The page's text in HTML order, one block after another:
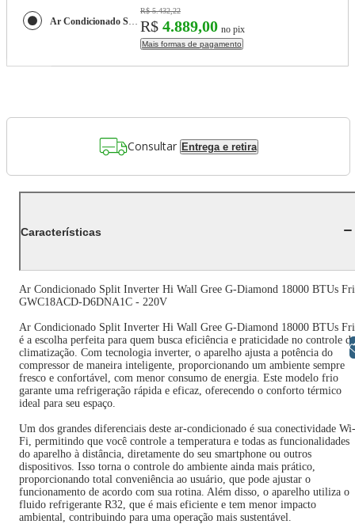
Ar Condicionado Split Inverter Hi Wall Gree GDiamond 18000 BTUs Frio GWC18ACDD6DNA1C
R$ 5.432,22
R$ 4.889,00 no pix
Mais formas de pagamento
Consultar Entrega e retira
Características
Ar Condicionado Split Inverter Hi Wall Gree G-Diamond 18000 BTUs
GWC18ACD-D6DNA1C - 220V
Ar Condicionado Split Inverter Hi Wall Gree G-Diamond 18000 BTUs
é a escolha perfeita para quem busca eficiência e praticidade no controle da
climatização. Com tecnologia inverter, o aparelho ajusta a potência do
compressor de maneira inteligente, proporcionando um ambiente sempre
fresco e confortável, com menor consumo de energia. Este modelo frio
garante uma refrigeração rápida e eficaz, oferecendo o conforto térmico
ideal para seu espaço.
Um dos grandes diferenciais deste ar-condicionado é sua conectividade Wi-
Fi, permitindo que você controle a temperatura e todas as funcionalidades
do aparelho à distância, diretamente do seu smartphone ou outros
dispositivos. Isso torna o controle do ambiente ainda mais prático,
proporcionando total conveniência ao usuário, que pode ajustar o
funcionamento de acordo com sua rotina. Além disso, o aparelho utiliza o
fluido refrigerante R32, que é mais eficiente e tem menor impacto
ambiental, contribuindo para uma operação mais sustentável.
Libras